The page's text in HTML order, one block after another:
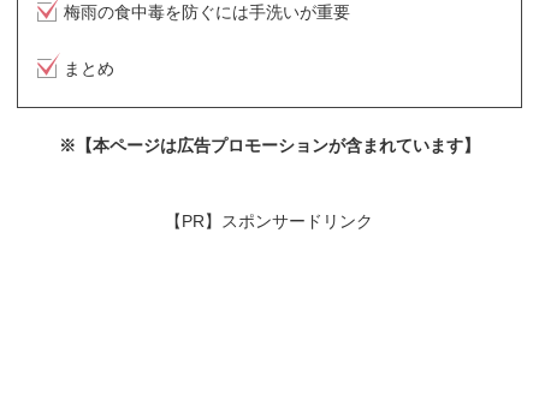
梅雨の食中毒を防ぐには手洗いが重要
まとめ
※【本ページは広告プロモーションが含まれています】
【PR】スポンサードリンク